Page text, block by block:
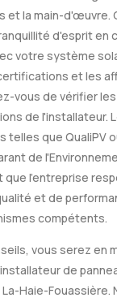
et la main-d'œuvre.
d'esprit en
votre système
et les
vous de vérifier
de l'installateur.
que QualiPV
de
que l'entreprise
et de
compétents.
vous serez en
de
Haie-Fouassière.